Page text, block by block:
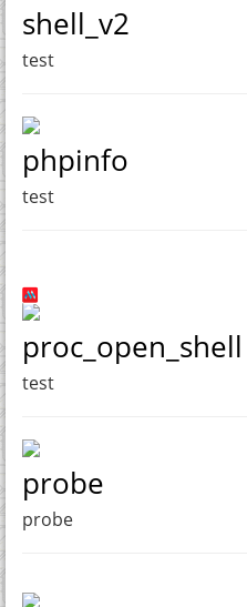
shell_v2
test
phpinfo
test
proc_open_shell
test
probe
probe